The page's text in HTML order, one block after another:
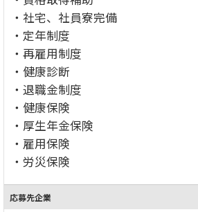
・社宅、社員寮完備
・定年制度
・再雇用制度
・健康診断
・退職金制度
・健康保険
・厚生年金保険
・雇用保険
・労災保険
応募先企業